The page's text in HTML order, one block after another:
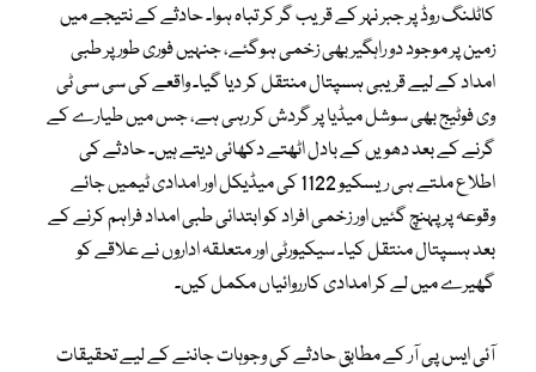
کاٹلنگ روڈ پر جبر نہر کے قریب گر کر تباہ ہوا۔ حادثے کے نتیجے میں
زمین پر موجود دو راہگیر بھی زخمی ہوگئے، جنہیں فوری طور پر طبی
امداد کے لیے قریبی ہسپتال منتقل کر دیا گیا۔ واقعے کی سی سی ٹی
وی فوٹیج بھی سوشل میڈیا پر گردش کر رہی ہے، جس میں طیارے کے
گرنے کے بعد دھویں کے بادل اٹھتے دکھائی دیتے ہیں۔ حادثے کی
اطلاع ملتے ہی ریسکیو 1122 کی میڈیکل اور امدادی ٹیمیں جائے
وقوعہ پر پہنچ گئیں اور زخمی افراد کو ابتدائی طبی امداد فراہم کرنے کے
بعد ہسپتال منتقل کیا۔ سیکیورٹی اور متعلقہ اداروں نے علاقے کو
گھیرے میں لے کر امدادی کارروائیاں مکمل کیں۔
آئی ایس پی آر کے مطابق حادثے کی وجوہات جاننے کے لیے تحقیقات